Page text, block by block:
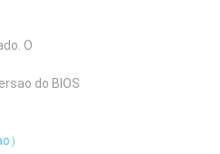
O
do BIOS
）